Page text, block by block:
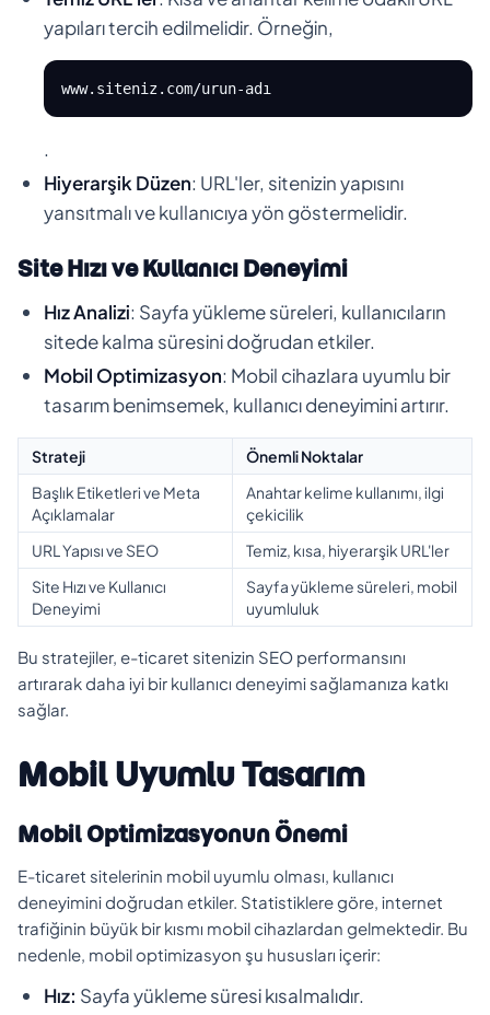
yapıları tercih edilmelidir. Örneğin,
www.siteniz.com/urun-adı
.
Hiyerarşik Düzen: URL'ler, sitenizin yapısını
yansıtmalı ve kullanıcıya yön göstermelidir.
Site Hızı ve Kullanıcı Deneyimi
Hız Analizi: Sayfa yükleme süreleri, kullanıcıların
sitede kalma süresini doğrudan etkiler.
Mobil Optimizasyon: Mobil cihazlara uyumlu bir
tasarım benimsemek, kullanıcı deneyimini artırır.
Strateji
Önemli Noktalar
Başlık Etiketleri ve Meta
Açıklamalar
Anahtar kelime kullanımı, ilgi
çekicilik
URL Yapısı ve SEO
Temiz, kısa, hiyerarşik URL'ler
Site Hızı ve Kullanıcı
Deneyimi
Sayfa yükleme süreleri, mobil
uyumluluk
Bu stratejiler, e-ticaret sitenizin SEO performansını
artırarak daha iyi bir kullanıcı deneyimi sağlamanıza katkı
sağlar.
Mobil Uyumlu Tasarım
Mobil Optimizasyonun Önemi
E-ticaret sitelerinin mobil uyumlu olması, kullanıcı
deneyimini doğrudan etkiler. Statistiklere göre, internet
trafiğinin büyük bir kısmı mobil cihazlardan gelmektedir. Bu
nedenle, mobil optimizasyon şu hususları içerir:
Hız: Sayfa yükleme süresi kısalmalıdır.